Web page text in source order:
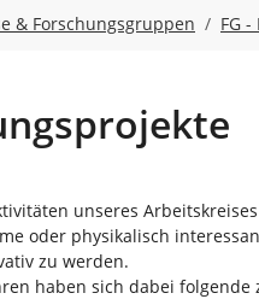
& Forschungsgruppen FG
unseres
oder physikalisch
zu werden.
haben sich dabei